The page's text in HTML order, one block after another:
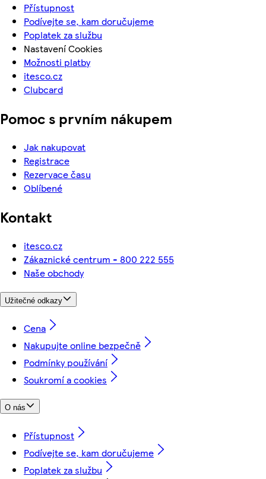
Přístupnost
Podívejte se, kam doručujeme
Poplatek za službu
Nastavení Cookies
Možnosti platby
itesco.cz
Clubcard
Pomoc s prvním nákupem
Jak nakupovat
Registrace
Rezervace času
Oblíbené
Kontakt
itesco.cz
Zákaznické centrum - 800 222 555
Naše obchody
Užitečné odkazy
Cena
Nakupujte online bezpečně
Podmínky používání
Soukromí a cookies
O nás
Přístupnost
Podívejte se, kam doručujeme
Poplatek za službu